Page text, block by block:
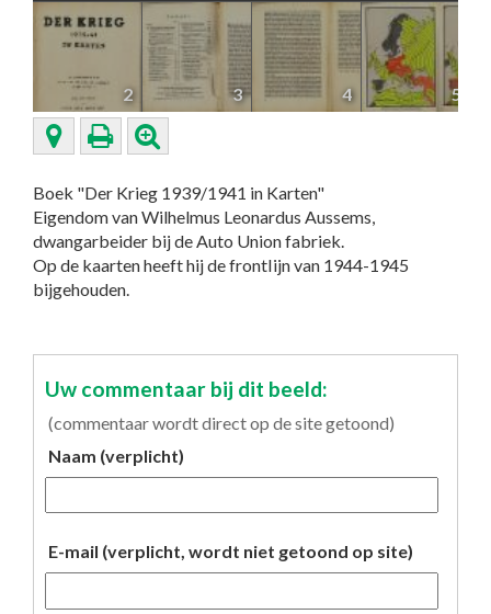
2 3 4 5
Boek "Der Krieg 1939/1941 in Karten"
Eigendom van Wilhelmus Leonardus Aussems,
dwangarbeider bij de Auto Union fabriek.
Op de kaarten heeft hij de frontIijn van 1944-1945
bijgehouden.
Uw commentaar bij dit beeld:
(commentaar wordt direct op de site getoond)
Naam (verplicht)
E-mail (verplicht, wordt niet getoond op site)